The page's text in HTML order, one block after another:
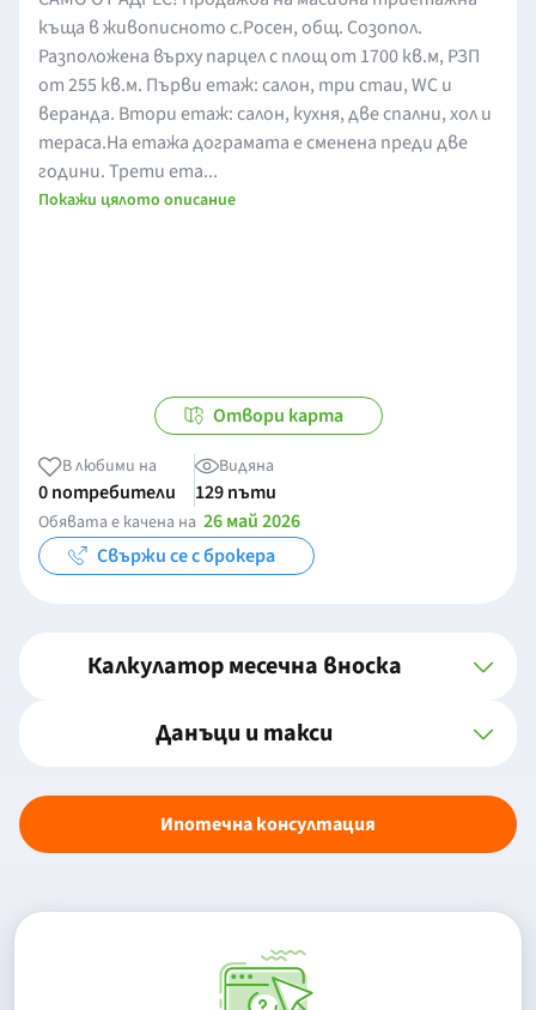
къща в живописното с.Росен, общ. Созопол.
Разположена върху парцел с площ от 1700 кв.м, РЗП
от 255 кв.м. Първи етаж: салон, три стаи, WC и
веранда. Втори етаж: салон, кухня, две спални, хол и
тераса.На етажа дограмата е сменена преди две
години. Трети ета...
Покажи цялото описание
Отвори карта
В любими на
0 потребители
Видяна
129 пъти
Обявата е качена на 26 май 2026
Свържи се с брокера
Калкулатор месечна вноска
Данъци и такси
Ипотечна консултация